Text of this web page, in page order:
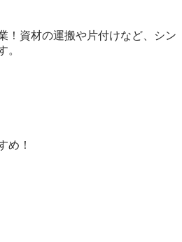
！資材の運搬や片付けなど、シン
。
め！